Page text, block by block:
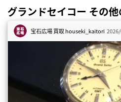
グランドセイコー その
宝石広場 買取houseki_kaitori